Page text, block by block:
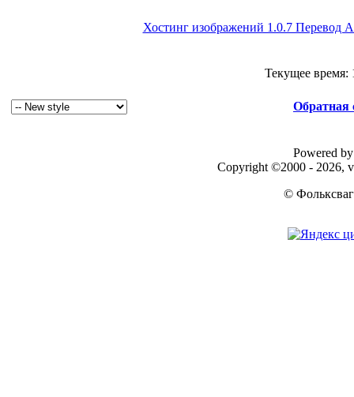
Хостинг изображений 1.0.7 Перевод
Текущее время:
Обратная
Powered
Copyright ©2000 - 2026,
©